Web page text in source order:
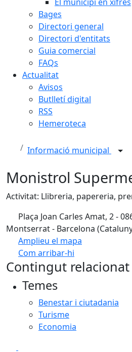
Bages
Directori general
Directori d'entitats
Guia comercial
FAQs
Actualitat
Avisos
Butlletí digital
RSS
Hemeroteca
Informació municipal
Monistrol
Activitat: Llibreria, papereria,
Plaça Joan Carles Amat, 2 -
Montserrat - Barcelona
Amplieu el mapa
Com arribar-hi
+
Contingut relacionat
Temes
Benestar i ciutadania
Turisme
Economia